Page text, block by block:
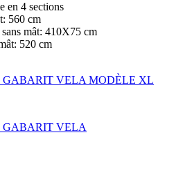
en 4 sections
560 cm
mât: 410X75 cm
520 cm
GABARIT VELA MODÈLE XL
GABARIT VELA